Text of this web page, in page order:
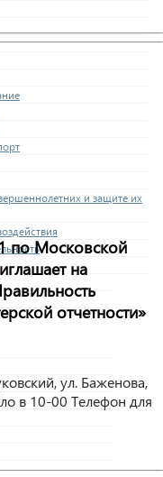
и защите их
Московской
на
отчетности»
ул. Баженова,
в 10-00 Телефон для